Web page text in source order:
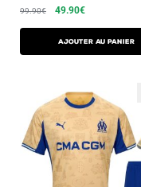
99.90€ 49.90€
AJOUTER AU PANIER